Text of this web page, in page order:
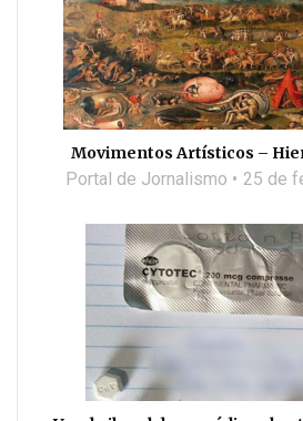
Movimentos Artísticos –
Portal de Jornalismo 25 de